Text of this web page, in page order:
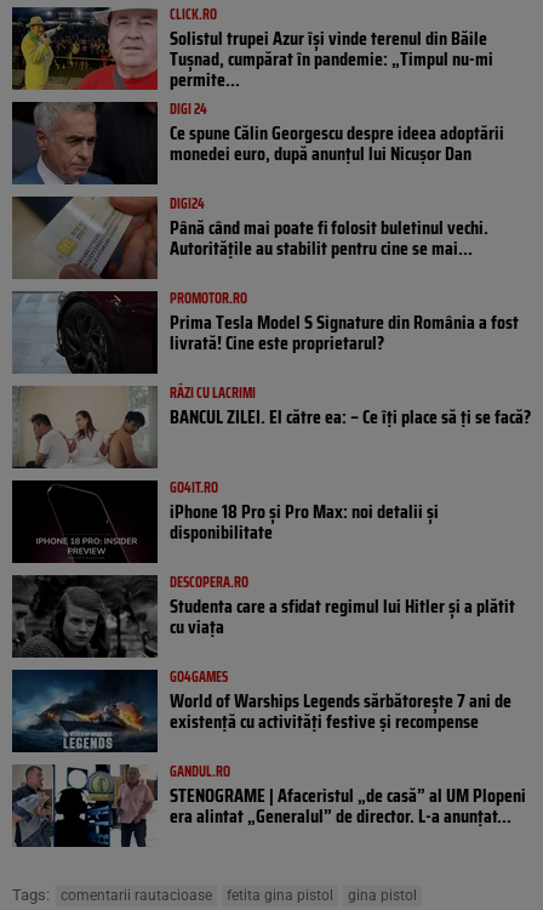
CLICK.RO
Solistul trupei Azur își vinde terenul din Băile
Tușnad, cumpărat în pandemie: „Timpul nu-mi
permite...
DIGI 24
Ce spune Călin Georgescu despre ideea adoptării
monedei euro, după anunțul lui Nicușor Dan
DIGI24
Până când mai poate fi folosit buletinul vechi.
Autoritățile au stabilit pentru cine se mai...
PROMOTOR.RO
Prima Tesla Model S Signature din România a fost
livrată! Cine este proprietarul?
RÂZI CU LACRIMI
BANCUL ZILEI. El către ea: – Ce îți place să ți se facă?
GO4IT.RO
iPhone 18 Pro și Pro Max: noi detalii și
disponibilitate
DESCOPERA.RO
Studenta care a sfidat regimul lui Hitler și a plătit
cu viața
GO4GAMES
World of Warships Legends sărbătorește 7 ani de
existență cu activități festive și recompense
GANDUL.RO
STENOGRAME | Afaceristul „de casă” al UM Plopeni
era alintat „Generalul” de director. L-a anunțat...
Tags: comentarii rautacioase fetita gina pistol
gina pistol